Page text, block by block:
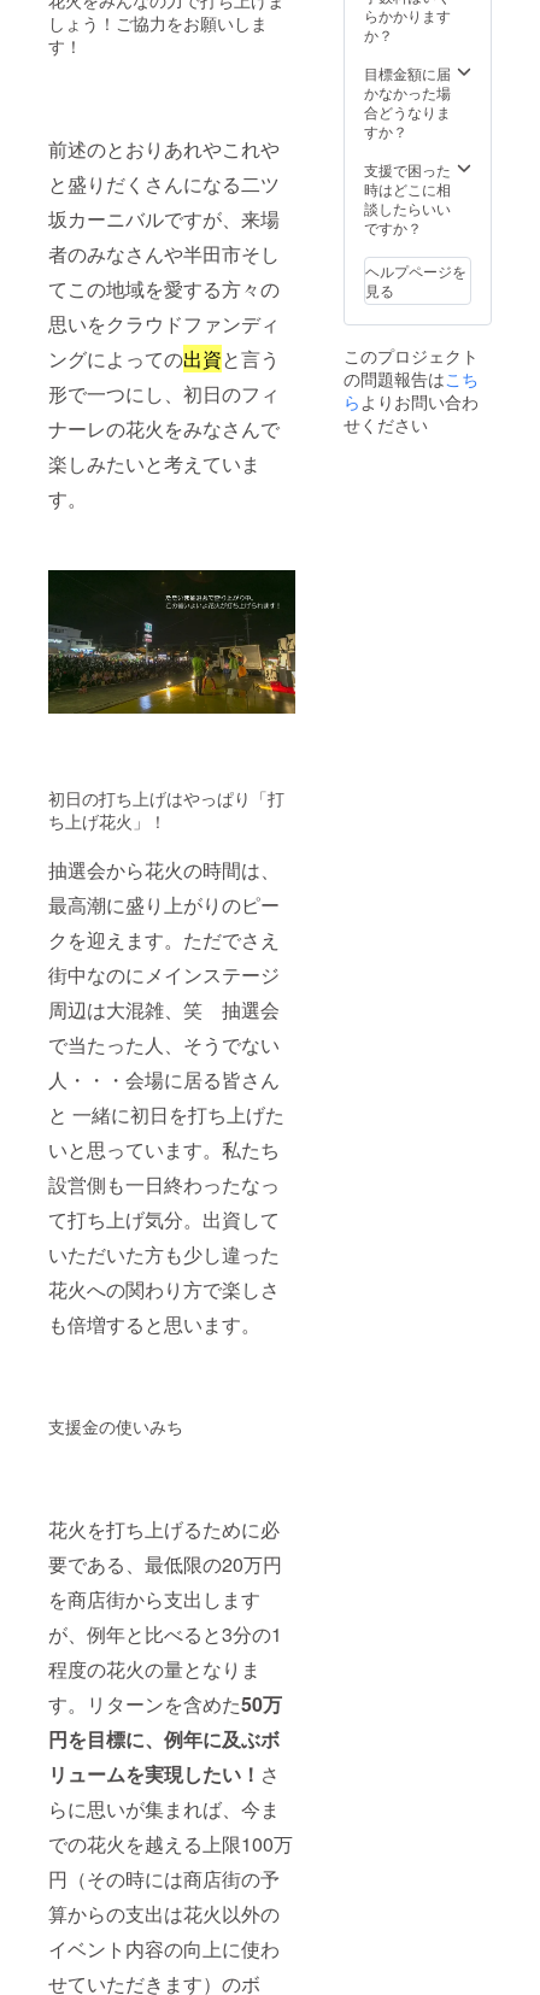
しょう！ご協力をお願いしま
す！
前述のとおりあれやこれや
と盛りだくさんになる二ツ
坂カーニバルですが、来場
者のみなさんや半田市そし
てこの地域を愛する方々の
思いをクラウドファンディ
ングによっての出資と言う
形で一つにし、初日のフィ
ナーレの花火をみなさんで
楽しみたいと考えていま
す。
初日の打ち上げはやっぱり「打
ち上げ花火」！
抽選会から花火の時間は、
最高潮に盛り上がりのピー
クを迎えます。ただでさえ
街中なのにメインステージ
周辺は大混雑、笑 抽選会
で当たった人、そうでない
人・・・会場に居る皆さん
と 一緒に初日を打ち上げた
いと思っています。私たち
設営側も一日終わったなっ
て打ち上げ気分。出資して
いただいた方も少し違った
花火への関わり方で楽しさ
も倍増すると思います。
支援金の使いみち
花火を打ち上げるために必
要である、最低限の20万円
を商店街から支出します
が、例年と比べると3分の1
程度の花火の量となりま
す。リターンを含めた50万
円を目標に、例年に及ぶボ
リュームを実現したい！ さ
らに思いが集まれば、今ま
での花火を越える上限100万
円（その時には商店街の予
算からの支出は花火以外の
イベント内容の向上に使わ
せていただきます）のボ
らかかります
か？
目標金額に届
かなかった場
合どうなりま
すか？
支援で困った
時はどこに相
談したらいい
ですか？
ヘルプページを
見る
このプロジェクト
の問題報告はこち
ら よりお問い合わ
せください